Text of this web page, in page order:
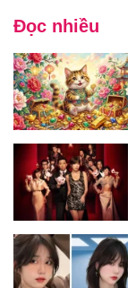
Đọc nhiều